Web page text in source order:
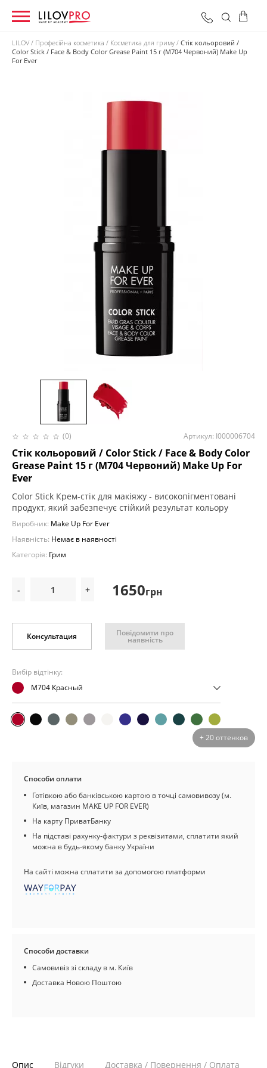
LILOV Професійна косметика Косметика для гриму
Стік кольоровий /
Color Stick / Face & Body Color Grease Paint 15 г (M704 Червоний) Make Up
For Ever
(0) Артикул: I000006704
Стік кольоровий / Color Stick / Face & Body Color
Grease Paint 15 г (M704 Червоний) Make Up For
Ever
Color Stick Крем-стік для макіяжу - високопігментовані
продукт, який забезпечує стійкий результат кольору
Виробник: Make Up For Ever
Наявність: Немає в наявності
Категорія: Грим
- + 1650грн
Консультация Повідомити про
наявність
Вибір відтінку:
M704 Красный
+ 20 оттенков
Способи оплати
Готівкою або банківською картою в точці самовивозу (м.
Київ, магазин MAKE UP FOR EVER)
На карту ПриватБанку
На підставі рахунку-фактури з реквізитами, сплатити який
можна в будь-якому банку України
На сайті можна сплатити за допомогою платформи
Способи доставки
Самовивіз зі складу в м. Київ
Доставка Новою Поштою
Опис Відгуки Доставка / Повернення / Оплата